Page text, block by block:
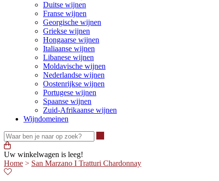
Duitse wijnen
Franse wijnen
Georgische wijnen
Griekse wijnen
Hongaarse wijnen
Italiaanse wijnen
Libanese wijnen
Moldavische wijnen
Nederlandse wijnen
Oostenrijkse wijnen
Portugese wijnen
Spaanse wijnen
Zuid-Afrikaanse wijnen
Wijndomeinen
Uw winkelwagen is leeg!
Home > San Marzano I Tratturi Chardonnay